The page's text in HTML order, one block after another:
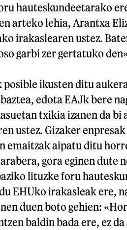
hauteskundeetarako
arteko lehia, Arantxa
irakaslearen ustez.
garbi zer gertatuko
ikusten ditu
edota EAJk bere
txikia izanen da
ustez. Gizaker
emaitzak aipatu ditu
gora eginen dute
lituzke foru
EHUko irakasleak ere,
duen boto gehien:
baldin bada ere, ez